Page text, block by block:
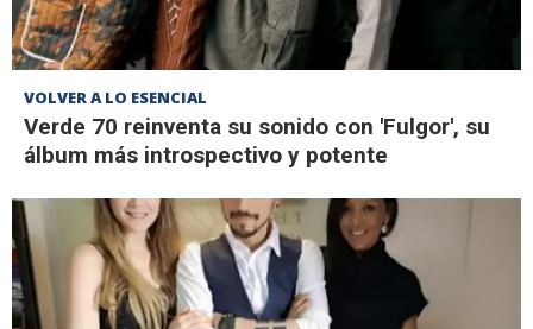
VOLVER A LO ESENCIAL
Verde 70 reinventa su sonido con 'Fulgor', su
álbum más introspectivo y potente